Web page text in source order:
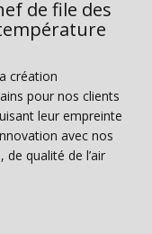
de file des
création
pour nos clients
leur empreinte
avec nos
qualité de l’air